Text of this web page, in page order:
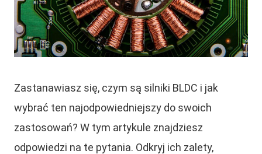
Zastanawiasz się, czym są silniki BLDC i jak
wybrać ten najodpowiedniejszy do swoich
zastosowań? W tym artykule znajdziesz
odpowiedzi na te pytania. Odkryj ich zalety,